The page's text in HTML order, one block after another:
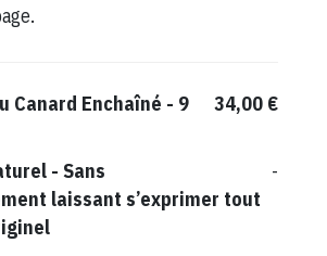
Canard Enchaîné - 9
34,00 €
- Sans
laissant s’exprimer tout
-